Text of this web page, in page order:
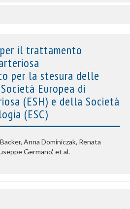
il trattamento
per la stesura delle
Europea di
(ESH) e della Società
(ESC)
Anna Dominiczak, Renata
Germano', et al.